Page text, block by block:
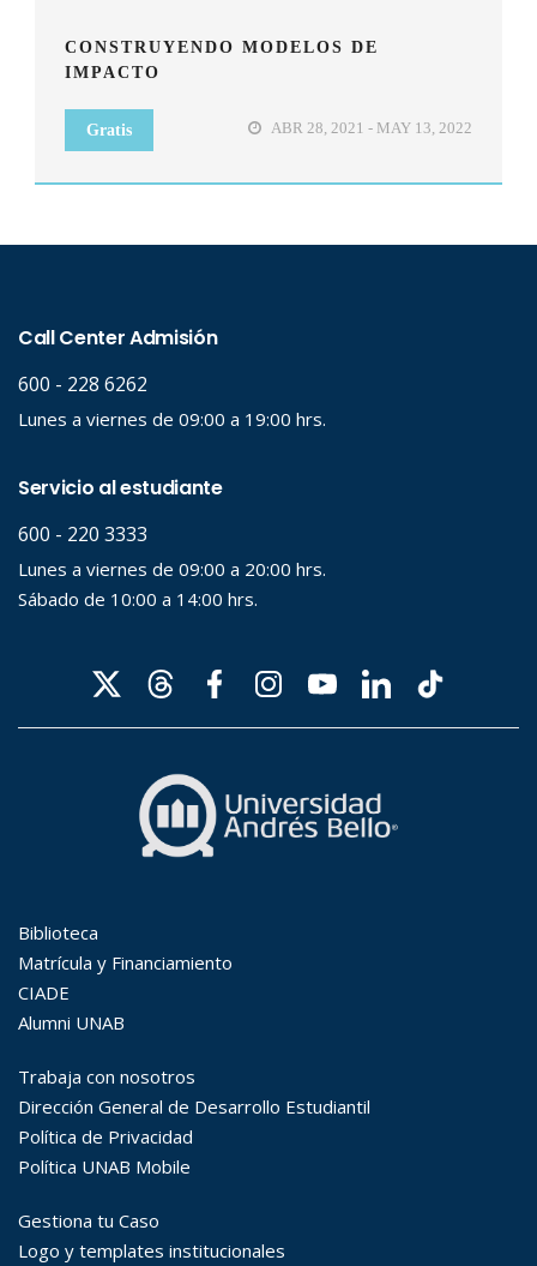
CONSTRUYENDO MODELOS DE
IMPACTO
Gratis ABR 28, 2021 - MAY 13, 2022